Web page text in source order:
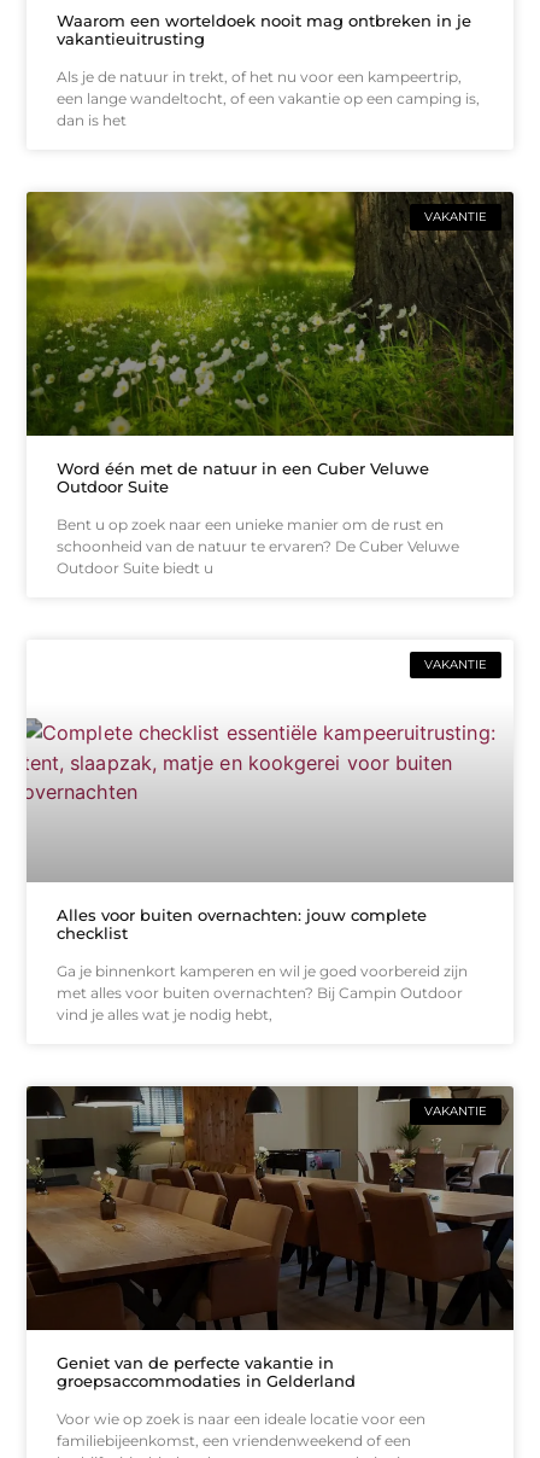
Waarom een worteldoek nooit mag ontbreken in je
vakantieuitrusting
Als je de natuur in trekt, of het nu voor een kampeertrip,
een lange wandeltocht, of een vakantie op een camping is,
dan is het
VAKANTIE
Word één met de natuur in een Cuber Veluwe
Outdoor Suite
Bent u op zoek naar een unieke manier om de rust en
schoonheid van de natuur te ervaren? De Cuber Veluwe
Outdoor Suite biedt u
VAKANTIE
Alles voor buiten overnachten: jouw complete
checklist
Ga je binnenkort kamperen en wil je goed voorbereid zijn
met alles voor buiten overnachten? Bij Campin Outdoor
vind je alles wat je nodig hebt,
VAKANTIE
Geniet van de perfecte vakantie in
groepsaccommodaties in Gelderland
Voor wie op zoek is naar een ideale locatie voor een
familiebijeenkomst, een vriendenweekend of een